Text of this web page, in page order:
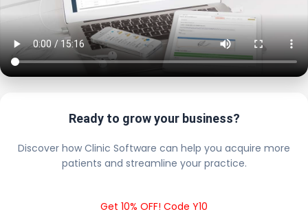
Ready to grow your business?
Discover how Clinic Software can help you acquire more
patients and streamline your practice.
Get 10% OFF! Code Y10